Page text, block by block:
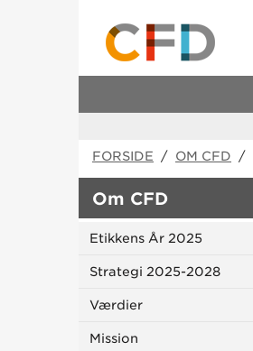
FORSIDE / OM CFD /
Om CFD
Etikkens År 2025
Strategi 2025-2028
Værdier
Mission